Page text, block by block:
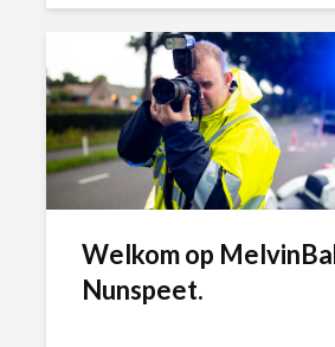
Welkom op
Nunspeet.